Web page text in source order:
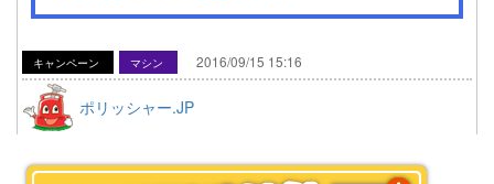
キャンペーン マシン 2016/09/15 15:16
ポリッシャー.JP